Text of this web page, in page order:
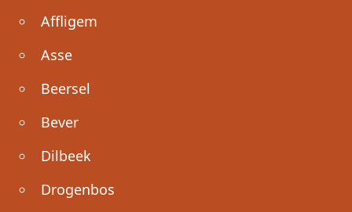
Affligem
Asse
Beersel
Bever
Dilbeek
Drogenbos